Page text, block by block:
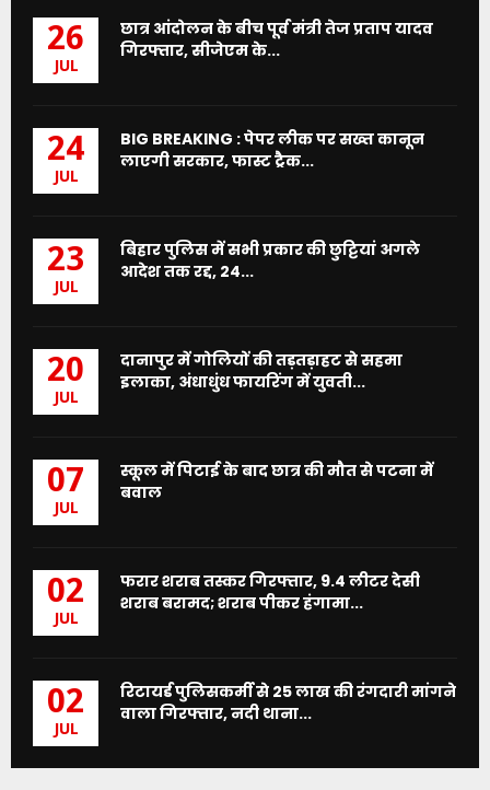
26
JUL
छात्र आंदोलन के बीच पूर्व मंत्री तेज प्रताप यादव
गिरफ्तार, सीजेएम के...
24
JUL
BIG BREAKING : पेपर लीक पर सख्त कानून
लाएगी सरकार, फास्ट ट्रैक...
23
JUL
बिहार पुलिस में सभी प्रकार की छुट्टियां अगले
आदेश तक रद्द, 24...
20
JUL
दानापुर में गोलियों की तड़तड़ाहट से सहमा
इलाका, अंधाधुंध फायरिंग में युवती...
07
JUL
स्कूल में पिटाई के बाद छात्र की मौत से पटना में
बवाल
02
JUL
फरार शराब तस्कर गिरफ्तार, 9.4 लीटर देसी
शराब बरामद; शराब पीकर हंगामा...
02
JUL
रिटायर्ड पुलिसकर्मी से 25 लाख की रंगदारी मांगने
वाला गिरफ्तार, नदी थाना...